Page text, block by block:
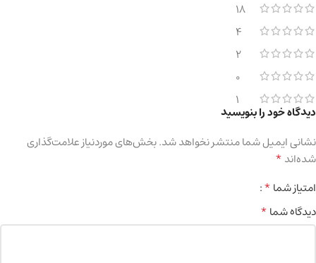
18
4
2
0
1
دیدگاه خود را بنویسید
نشانی ایمیل شما منتشر نخواهد شد.بخش‌های موردنیاز علامت‌گذاری
شده‌اند*
امتیاز شما*
دیدگاه شما*